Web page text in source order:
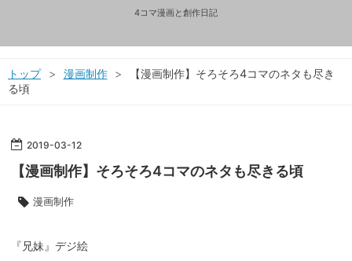
4コマ漫画と創作日記
トップ > 漫画制作 >
【漫画制作】そろそろ4コマのネタも尽き
る頃
2019-03-12
【漫画制作】そろそろ4コマのネタも尽きる頃
漫画制作
『兄妹』デジ絵